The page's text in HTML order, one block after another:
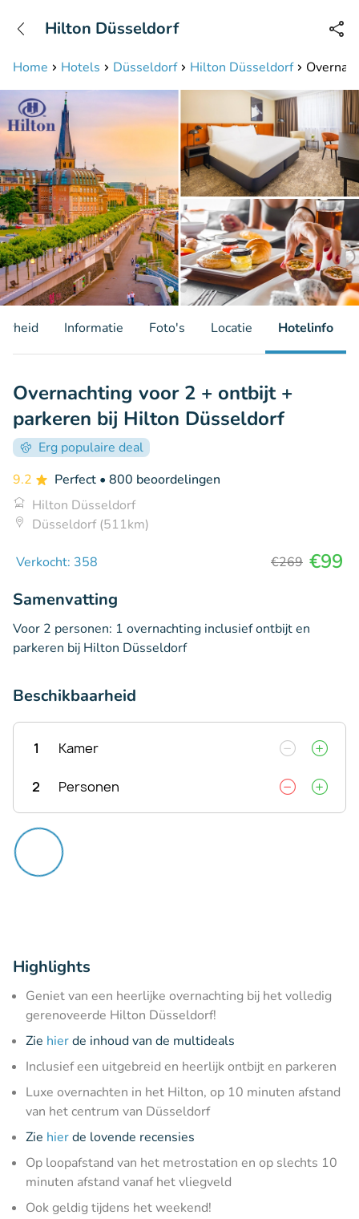
Bereikbaar tot 23:00 uur
Home Hotels Düsseldorf Hilton Düsseldorf
Hilton Düsseldorf
Informatie Foto's Locatie Hotelinfo
Overnachting voor 2 + ontbijt +
parkeren bij Hilton Düsseldorf
Erg populaire deal
9.2
Perfect • 800 beoordelingen
Hilton Düsseldorf
Düsseldorf (511km)
Verkocht: 358 €269 €99
Samenvatting
Voor 2 personen: 1 overnachting inclusief ontbijt en
parkeren bij Hilton Düsseldorf
Beschikbaarheid
1 Kamer
2 Personen
Highlights
Geniet van een heerlijke overnachting bij het volledig
gerenoveerde Hilton Düsseldorf!
Zie hierde inhoud van de multideals
Inclusief een uitgebreid en heerlijk ontbijt en parkeren
Luxe overnachten in het Hilton, op 10 minuten afstand
van het centrum van Düsseldorf
Zie hierde lovende recensies
Op loopafstand van het metrostation en op slechts 10
minuten afstand vanaf het vliegveld
Ook geldig tijdens het weekend!